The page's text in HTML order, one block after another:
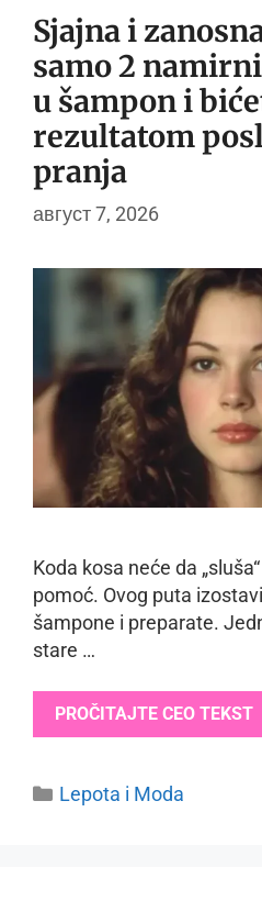
Sjajna i
samo 2
u šampon i
rezultatom
pranja
август 7, 2026
Koda kosa neće da
pomoć. Ovog puta
šampone i preparate.
stare …
PROČITAJTE CEO TEKST
Categories
Lepota i Moda